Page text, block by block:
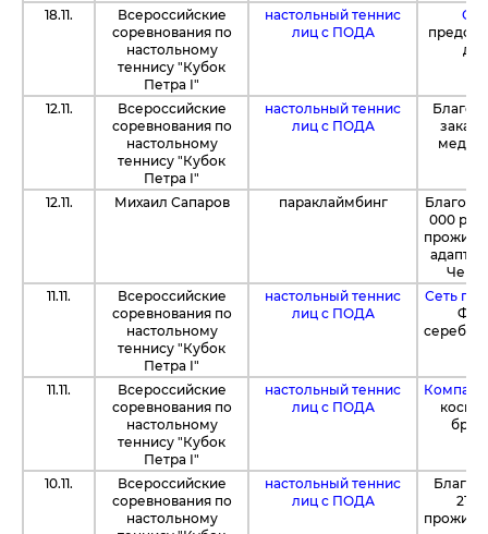
18.11.
Всероссийские
соревнования по
настольному
теннису "Кубок
Петра I"
настольный теннис
лиц с ПОДА
12.11.
Всероссийские
соревнования по
настольному
теннису "Кубок
Петра I"
настольный теннис
лиц с ПОДА
12.11. Михаил Сапаров параклаймбинг
000
11.11.
Всероссийские
соревнования по
настольному
теннису "Кубок
Петра I"
настольный теннис
лиц с ПОДА
Сеть
11.11.
Всероссийские
соревнования по
настольному
теннису "Кубок
Петра I"
настольный теннис
лиц с ПОДА
10.11.
Всероссийские
соревнования по
настольному
настольный теннис
лиц с ПОДА